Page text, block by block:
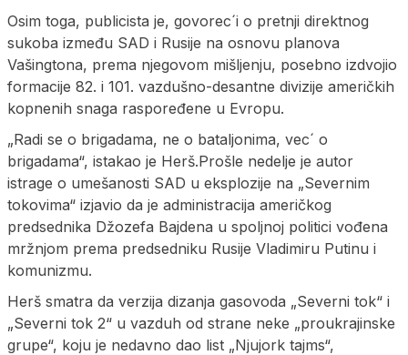
Osim toga, publicista je, govorec´i o pretnji direktnog
sukoba između SAD i Rusije na osnovu planova
Vašingtona, prema njegovom mišljenju, posebno izdvojio
formacije 82. i 101. vazdušno-desantne divizije američkih
kopnenih snaga raspoređene u Evropu.
„Radi se o brigadama, ne o bataljonima, vec´ o
brigadama“, istakao je Herš.Prošle nedelje je autor
istrage o umešanosti SAD u eksplozije na „Severnim
tokovima“ izjavio da je administracija američkog
predsednika Džozefa Bajdena u spoljnoj politici vođena
mržnjom prema predsedniku Rusije Vladimiru Putinu i
komunizmu.
Herš smatra da verzija dizanja gasovoda „Severni tok“ i
„Severni tok 2“ u vazduh od strane neke „proukrajinske
grupe“, koju je nedavno dao list „Njujork tajms“,